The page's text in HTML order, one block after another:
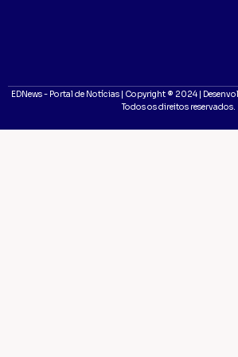
EDNews - Portal de Notícias | Copyright ® 2024 |
Todos os direitos reservados.